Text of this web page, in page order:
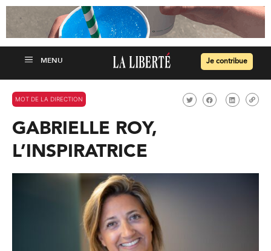
Je contribue
MOT DE LA DIRECTION
GABRIELLE ROY,
L’INSPIRATRICE